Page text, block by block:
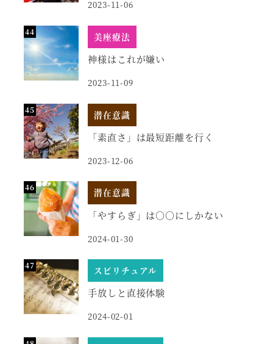
2023-11-06
美座療法
神様はこれが嫌い
2023-11-09
潜在意識
「素直さ」は最短距離を行く
2023-12-06
潜在意識
「やすらぎ」は○○にしかない
2024-01-30
スピリチュアル
手放しと直接体験
2024-02-01